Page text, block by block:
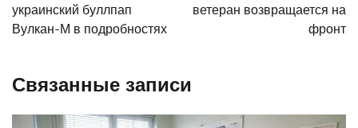
записям
украинский буллпап
Вулкан-М в подробностях
ветеран возвращается на
фронт
Связанные записи